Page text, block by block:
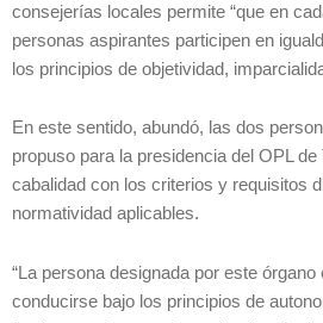
consejerías locales permite “que en
personas aspirantes participen en
los principios de objetividad,
En este sentido, abundó, las dos
propuso para la presidencia del OPL
cabalidad con los criterios y requisitos
normatividad aplicables.
“La persona designada por este órgano
conducirse bajo los principios de